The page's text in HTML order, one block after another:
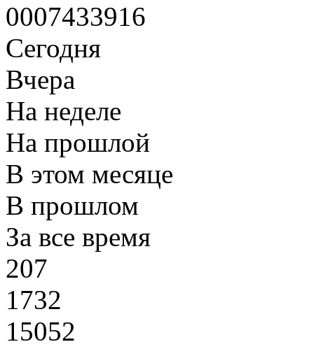
0007433916
Сегодня
Вчера
На неделе
На прошлой
В этом месяце
В прошлом
За все время
207
1732
15052